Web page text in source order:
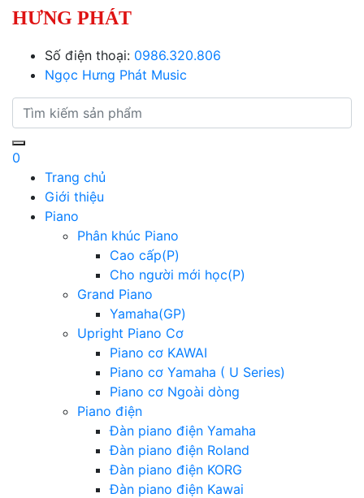
HƯNG PHÁT
Số điện thoại: 0986.320.806
Ngọc Hưng Phát Music
0
Trang chủ
Giới thiệu
Piano
Phân khúc Piano
Cao cấp(P)
Cho người mới học(P)
Grand Piano
Yamaha(GP)
Upright Piano Cơ
Piano cơ KAWAI
Piano cơ Yamaha ( U Series)
Piano cơ Ngoài dòng
Piano điện
Đàn piano điện Yamaha
Đàn piano điện Roland
Đàn piano điện KORG
Đàn piano điện Kawai